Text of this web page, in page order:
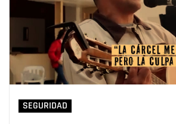
SEGURIDAD